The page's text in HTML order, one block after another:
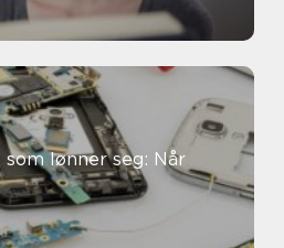
lønner seg: Når